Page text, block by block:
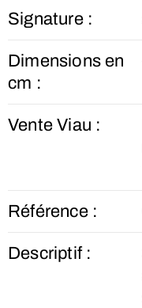
Signature :
Dimensions en
cm :
Vente Viau :
Référence :
Descriptif :